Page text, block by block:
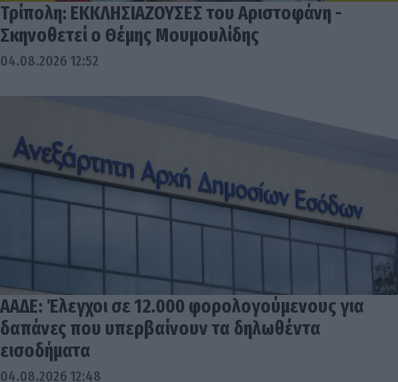
Τρίπολη: ΕΚΚΛΗΣΙΑΖΟΥΣΕΣ του Αριστοφάνη -
Σκηνοθετεί ο Θέμης Μουμουλίδης
04.08.2026 12:52
ΑΑΔΕ: Έλεγχοι σε 12.000 φορολογούμενους για
δαπάνες που υπερβαίνουν τα δηλωθέντα
εισοδήματα
04.08.2026 12:48